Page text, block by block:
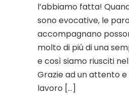
l’abbiamo fatta!
sono evocative, le
accompagnano
molto di più di una
e così siamo riusciti
Grazie ad un attento
lavoro […]